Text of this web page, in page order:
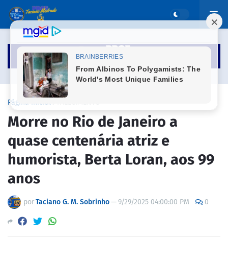
Página inicial
Morre no Rio de Janeiro a
quase centenária atriz e
humorista, Berta Loran, aos 99
anos
porTaciano G. M. Sobrinho—9/29/2025 04:00:00 PM 0